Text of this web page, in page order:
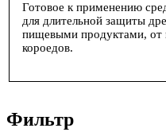
Готовое к применению
для длительной защиты
пищевыми продуктами, от
короедов.
Фильтр